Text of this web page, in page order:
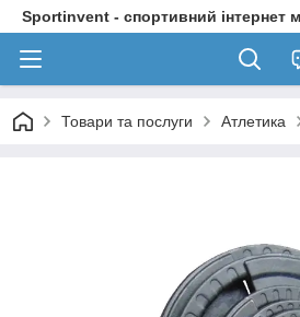
Sportinvent - спортивний інтернет
Товари та послуги Атлетика